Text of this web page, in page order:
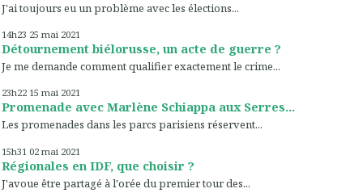
J'ai toujours eu un problème avec les élections...
14h23 25 mai 2021
Détournement biélorusse, un acte de guerre ?
Je me demande comment qualifier exactement le crime...
23h22 15 mai 2021
Promenade avec Marlène Schiappa aux Serres...
Les promenades dans les parcs parisiens réservent...
15h31 02 mai 2021
Régionales en IDF, que choisir ?
J'avoue être partagé à l'orée du premier tour des...